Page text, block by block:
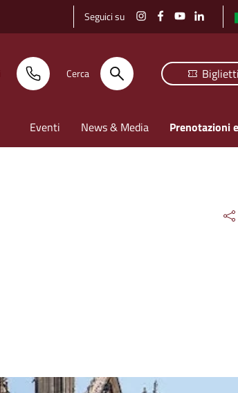
Seguici su
Cerca
Eventi News & Media Prenotazioni